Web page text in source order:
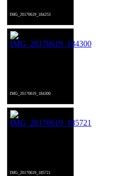
IMG_20170619_184253
IMG_20170619_184300
IMG_20170619_185721